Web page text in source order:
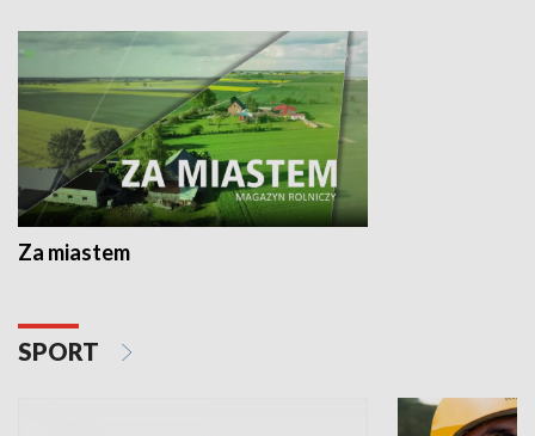
Za miastem
SPORT